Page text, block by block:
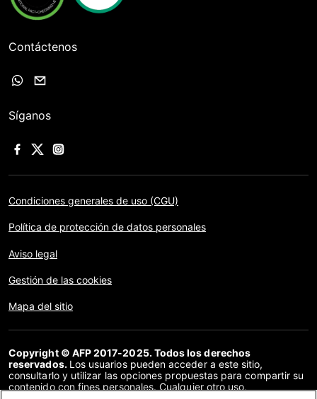
Contáctenos
Síganos
Condiciones generales de uso (CGU)
Política de protección de datos personales
Aviso legal
Gestión de las cookies
Mapa del sitio
Copyright © AFP 2017-2025. Todos los derechos
reservados. Los usuarios pueden acceder a este sitio,
consultarlo y utilizar las opciones propuestas para compartir su
contenido con fines personales. Cualquier otro uso,